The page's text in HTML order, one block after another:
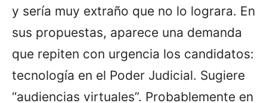
y sería muy extraño que no lo lograra. En
sus propuestas, aparece una demanda
que repiten con urgencia los candidatos:
tecnología en el Poder Judicial. Sugiere
“audiencias virtuales”. Probablemente en